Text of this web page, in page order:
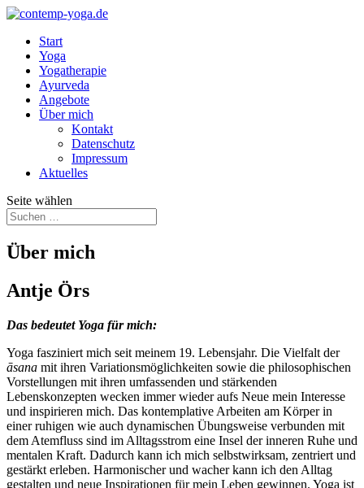
Start
Yoga
Yogatherapie
Ayurveda
Angebote
Über mich
Kontakt
Datenschutz
Impressum
Aktuelles
Seite wählen
Über mich
Antje Örs
Das bedeutet Yoga für mich:
Yoga fasziniert mich seit meinem 19. Lebensjahr. Die Vielfalt der
āsana mit ihren Variationsmöglichkeiten sowie die philosophischen
Vorstellungen mit ihren umfassenden und stärkenden
Lebenskonzepten wecken immer wieder aufs Neue mein Interesse
und inspirieren mich. Das kontemplative Arbeiten am Körper in
einer ruhigen wie auch dynamischen Übungsweise verbunden mit
dem Atemfluss sind im Alltagsstrom eine Insel der inneren Ruhe und
mentalen Kraft. Dadurch kann ich mich selbstwirksam, zentriert und
gestärkt erleben. Harmonischer und wacher kann ich den Alltag
gestalten und neue Inspirationen für mein Leben gewinnen. Yoga ist